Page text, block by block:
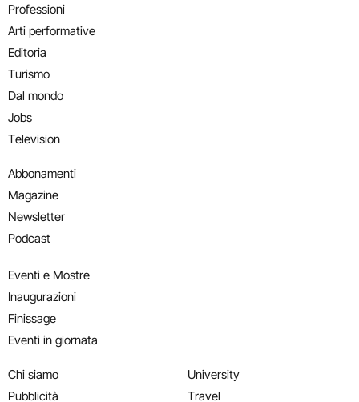
Professioni
Arti performative
Editoria
Turismo
Dal mondo
Jobs
Television
Abbonamenti
Magazine
Newsletter
Podcast
Eventi e Mostre
Inaugurazioni
Finissage
Eventi in giornata
Chi siamo
Pubblicità
University
Travel